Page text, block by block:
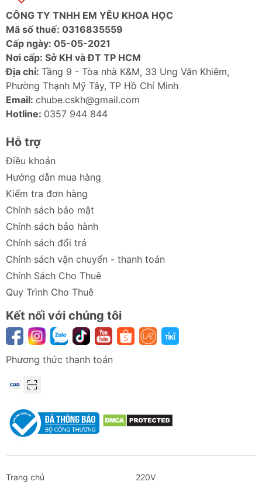
CÔNG TY TNHH EM YÊU KHOA HỌC
Mã số thuế: 0316835559
Cấp ngày: 05-05-2021
Nơi cấp: Sở KH và ĐT TP HCM
Địa chỉ: Tầng 9 - Tòa nhà K&M, 33 Ung Văn Khiêm,
Phường Thạnh Mỹ Tây, TP Hồ Chí Minh
Email: chube.cskh@gmail.com
Hotline: 0357 944 844
Hỗ trợ
Điều khoản
Hướng dẫn mua hàng
Kiểm tra đơn hàng
Chính sách bảo mật
Chính sách bảo hành
Chính sách đổi trả
Chính sách vận chuyển - thanh toán
Chính Sách Cho Thuê
Quy Trình Cho Thuê
Kết nối với chúng tôi
Phương thức thanh toán
Trang chủ
220V